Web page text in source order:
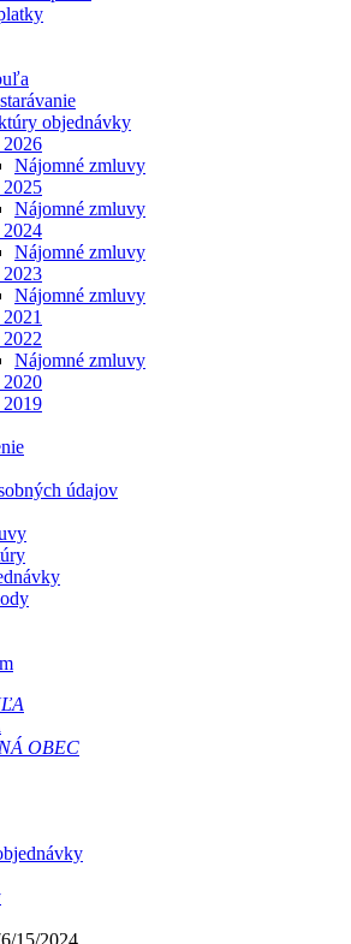
objednávky
Nájomné zmluvy
Nájomné zmluvy
Nájomné zmluvy
Nájomné zmluvy
Nájomné zmluvy
údajov
OBEC
15/2024